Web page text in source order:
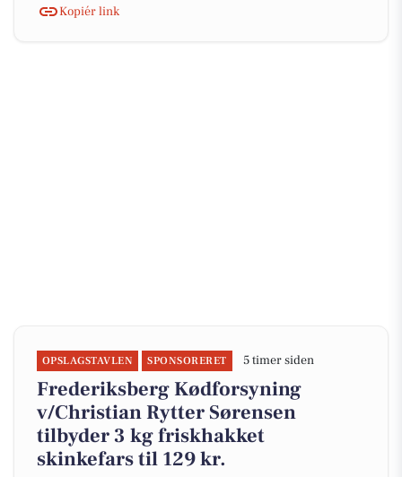
Kopiér link
OPSLAGSTAVLEN SPONSORERET 5 timer siden
Frederiksberg Kødforsyning
v/Christian Rytter Sørensen
tilbyder 3 kg friskhakket
skinkefars til 129 kr.